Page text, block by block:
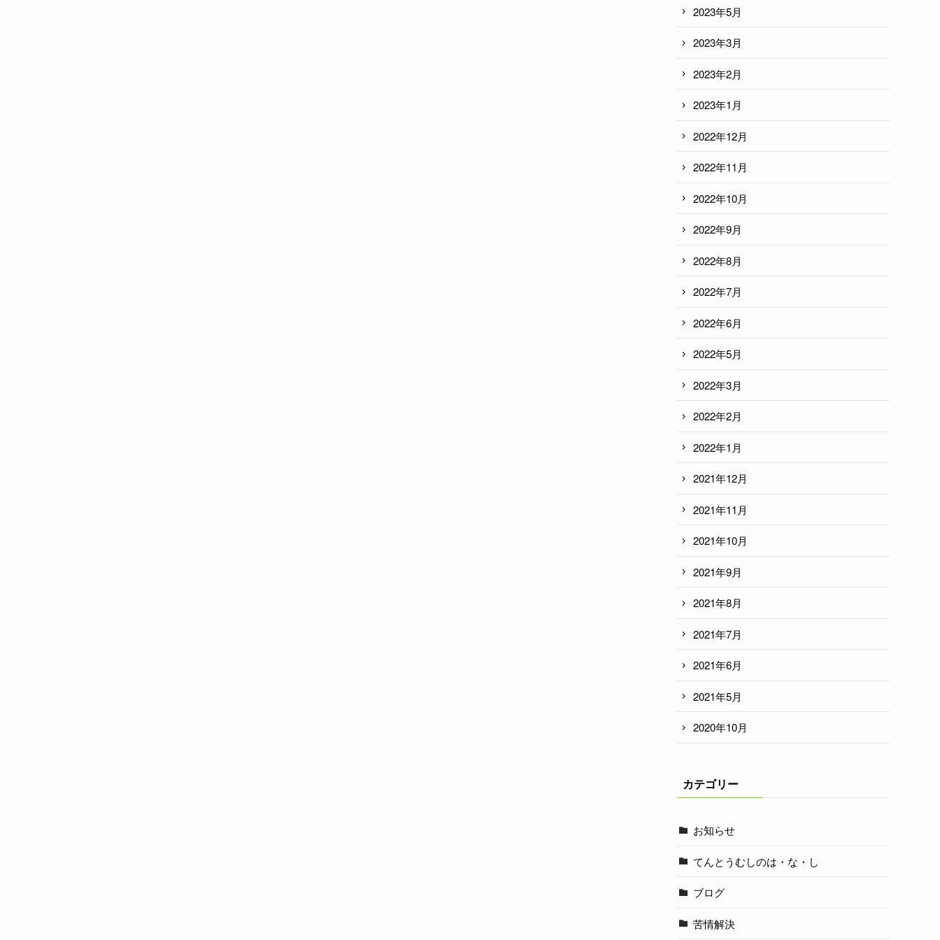
2023年5月
2023年3月
2023年2月
2023年1月
2022年12月
2022年11月
2022年10月
2022年9月
2022年8月
2022年7月
2022年6月
2022年5月
2022年3月
2022年2月
2022年1月
2021年12月
2021年11月
2021年10月
2021年9月
2021年8月
2021年7月
2021年6月
2021年5月
2020年10月
カテゴリー
お知らせ
てんとうむしのは・な・し
ブログ
苦情解決